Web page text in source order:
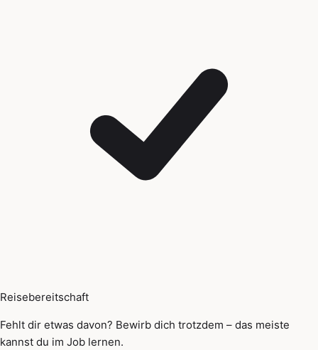
Reisebereitschaft
Fehlt dir etwas davon? Bewirb dich trotzdem – das meiste
kannst du im Job lernen.